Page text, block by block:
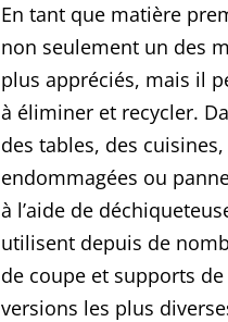
En tant que matière
non seulement un des
plus appréciés, mais il
à éliminer et recycler.
des tables, des
endommagées ou
à l’aide de
utilisent depuis de
de coupe et supports
versions les plus